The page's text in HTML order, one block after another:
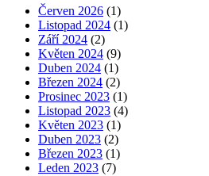
Červen 2026 (1)
Listopad 2024 (1)
Září 2024 (2)
Květen 2024 (9)
Duben 2024 (1)
Březen 2024 (2)
Prosinec 2023 (1)
Listopad 2023 (4)
Květen 2023 (1)
Duben 2023 (2)
Březen 2023 (1)
Leden 2023 (7)